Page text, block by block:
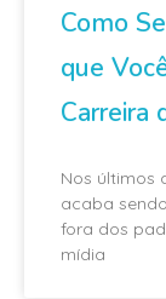
Como
que
Carreira
Nos últimos
acaba
fora dos
mídia